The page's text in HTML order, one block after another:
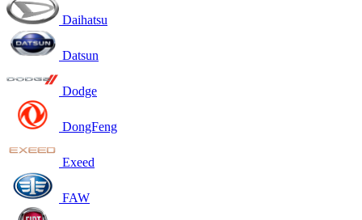
Daihatsu
Datsun
Dodge
DongFeng
Exeed
FAW